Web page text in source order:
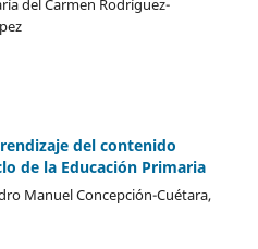
del contenido
de la Educación Primaria
Manuel Concepción-Cuétara,